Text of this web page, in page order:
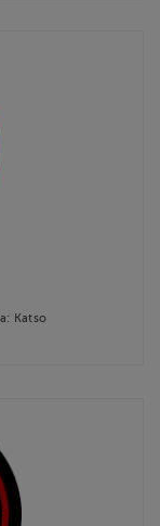
Katso